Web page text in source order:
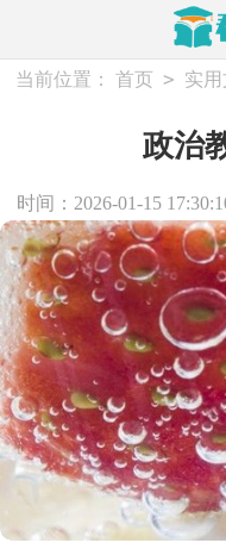
当前位置： 首页 > 实
政治
时间：2026-01-15